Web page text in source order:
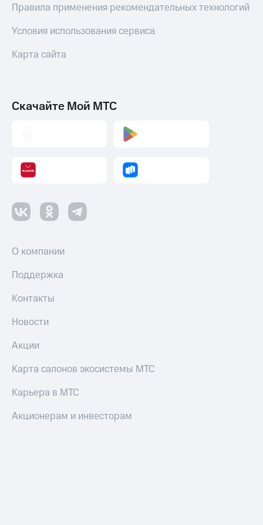
Правила применения рекомендательных технологий
Условия использования сервиса
Карта сайта
Скачайте Мой МТС
О компании
Поддержка
Контакты
Новости
Акции
Карта салонов экосистемы МТС
Карьера в МТС
Акционерам и инвесторам